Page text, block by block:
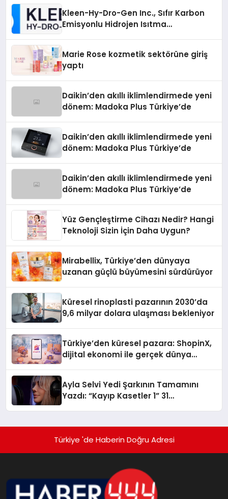
Kleen-Hy-Dro-Gen Inc., Sıfır Karbon
Emisyonlu Hidrojen Isıtma
Marie Rose kozmetik sektörüne giriş
yaptı
Daikin’den akıllı iklimlendirmede yeni
dönem: Madoka Plus Türkiye’de
Daikin’den akıllı iklimlendirmede yeni
dönem: Madoka Plus Türkiye’de
Daikin’den akıllı iklimlendirmede yeni
dönem: Madoka Plus Türkiye’de
Yüz Gençleştirme Cihazı Nedir? Hangi
Teknoloji Sizin İçin Daha Uygun?
Mirabellix, Türkiye’den dünyaya
uzanan güçlü büyümesini sürdürüyor
Küresel rinoplasti pazarının 2030’da
9,6 milyar dolara ulaşması bekleniyor
Türkiye’den küresel pazara: ShopinX,
dijital ekonomi ile gerçek dünya
Ayla Selvi Yedi Şarkının Tamamını
Yazdı: “Kayıp Kasetler 1” 31
Türkiye 'de Haberin Doğru Adresi